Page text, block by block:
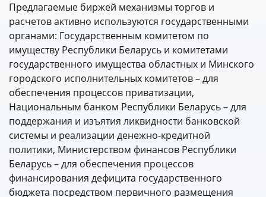
Предлагаемые биржей механизмы торгов и
расчетов активно используются государственными
органами: Государственным комитетом по
имуществу Республики Беларусь и комитетами
государственного имущества областных и Минского
городского исполнительных комитетов – для
обеспечения процессов приватизации,
Национальным банком Республики Беларусь – для
поддержания и изъятия ликвидности банковской
системы и реализации денежно-кредитной
политики, Министерством финансов Республики
Беларусь – для обеспечения процессов
финансирования дефицита государственного
бюджета посредством первичного размещения